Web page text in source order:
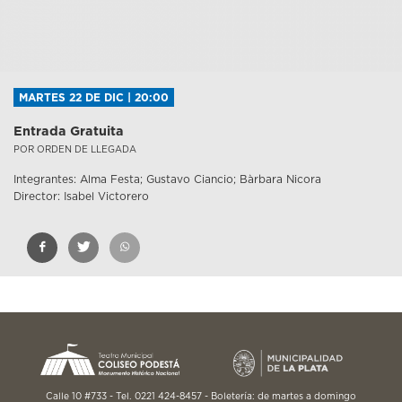
MARTES 22 DE DIC | 20:00
Entrada Gratuita
POR ORDEN DE LLEGADA
Integrantes: Alma Festa; Gustavo Ciancio; Bàrbara Nicora
Director: Isabel Victorero
Calle 10 #733 - Tel. 0221 424-8457 - Boletería: de martes a domingo